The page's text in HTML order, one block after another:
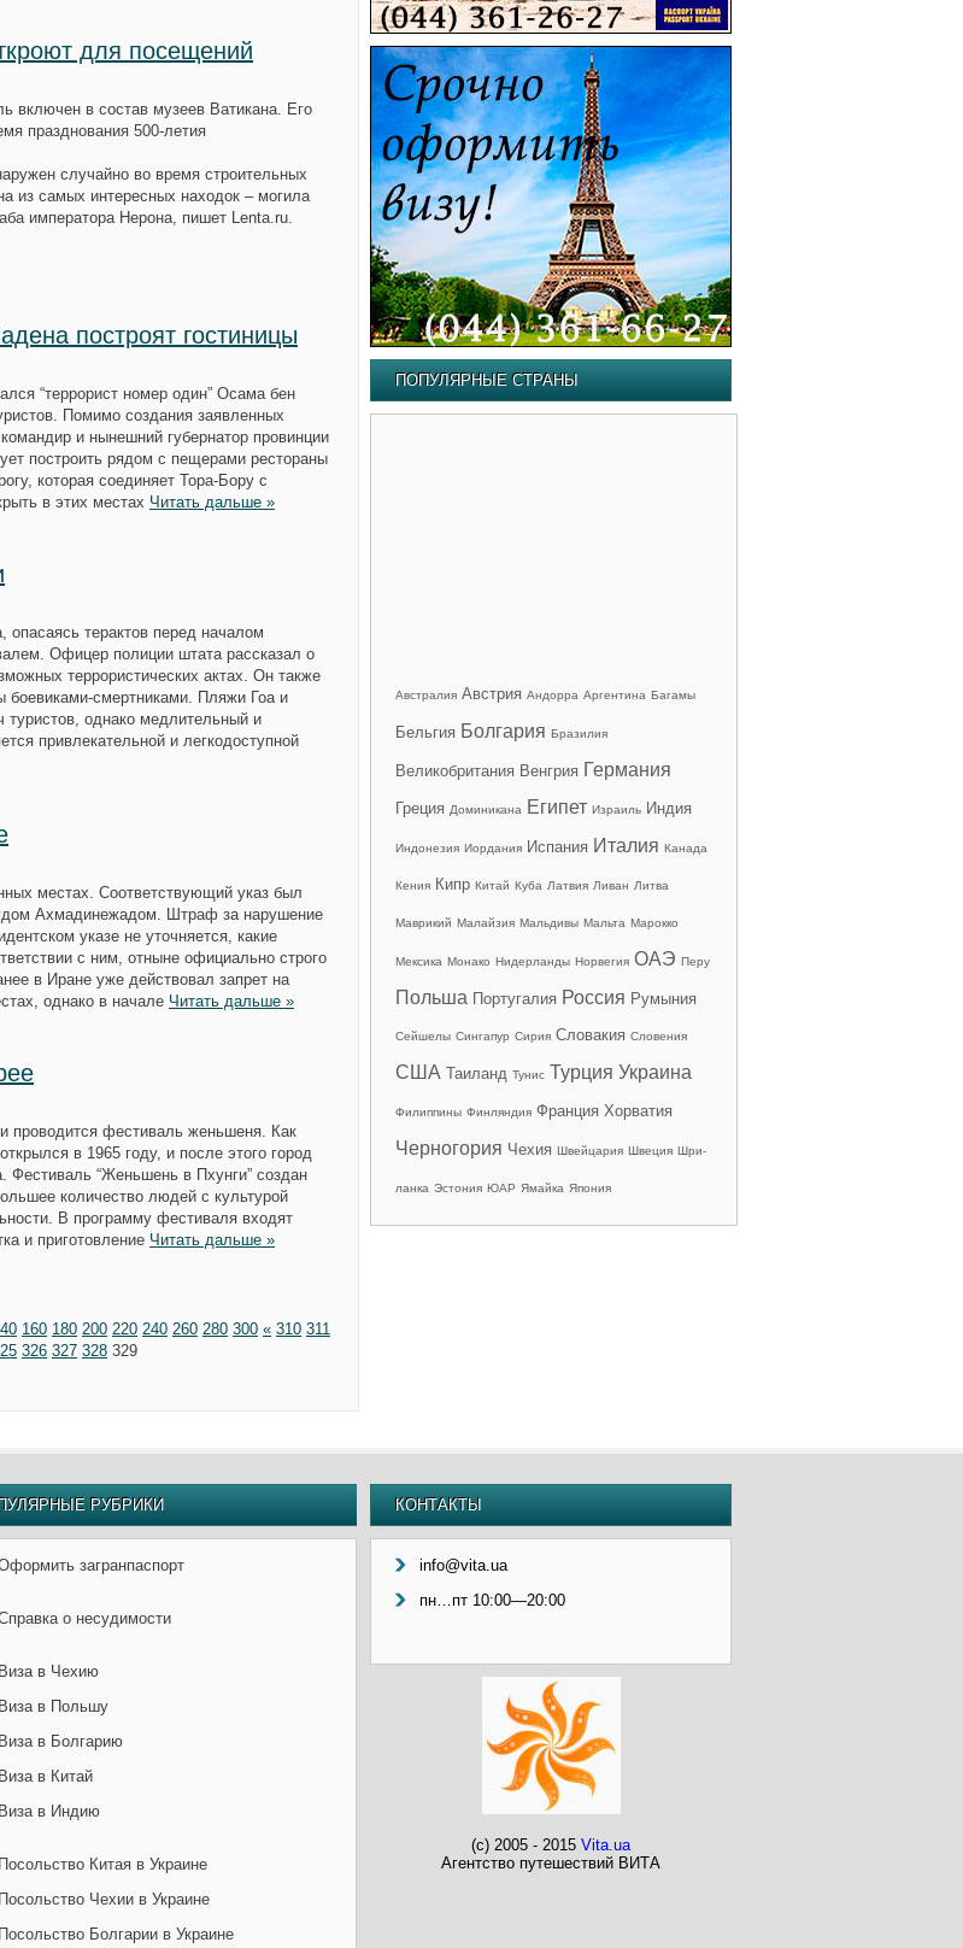
для посещений
включен в состав музеев Ватикана. Его
празднования 500-летия
случайно во время строительных
из самых интересных находок – могила
императора Нерона, пишет Lenta.ru.
построят гостиницы
“террорист номер один” Осама бен
Помимо создания заявленных
и нынешний губернатор провинции
построить рядом с пещерами рестораны
которая соединяет Тора-Бору с
в этих местах Читать дальше »
опасаясь терактов перед началом
Офицер полиции штата рассказал о
террористических актах. Он также
боевиками-смертниками. Пляжи Гоа и
однако медлительный и
привлекательной и легкодоступной
местах. Соответствующий указ был
Ахмадинежадом. Штраф за нарушение
указе не уточняется, какие
с ним, отныне официально строго
в Иране уже действовал запрет на
однако в начале Читать дальше »
проводится фестиваль женьшеня. Как
в 1965 году, и после этого город
Фестиваль “Женьшень в Пхунги” создан
количество людей с культурой
В программу фестиваля входят
и приготовление Читать дальше »
160 180 200 220 240 260 280 300 « 310 311
326 327 328 329
ПОПУЛЯРНЫЕ СТРАНЫ
Австралия Австрия Андорра Аргентина Багамы
Бельгия Болгария Бразилия
Великобритания Венгрия Германия
Греция Доминикана Египет Израиль Индия
Индонезия Иордания Испания Италия Канада
Кения Кипр Китай Куба Латвия Ливан Литва
Маврикий Малайзия Мальдивы Мальта Марокко
Мексика Монако Нидерланды Норвегия ОАЭ Перу
Польша Португалия Россия Румыния
Сейшелы Сингапур Сирия Словакия Словения
США Таиланд Тунис Турция Украина
Филиппины Финляндия Франция Хорватия
Черногория Чехия Швейцария Швеция Шри-
ланка Эстония ЮАР Ямайка Япония
РУБРИКИ
загранпаспорт
о несудимости
Виза в Чехию
Виза в Польшу
Виза в Болгарию
Виза в Китай
Виза в Индию
Посольство Китая в Украине
Посольство Чехии в Украине
Посольство Болгарии в Украине
КОНТАКТЫ
info@vita.ua
пн…пт 10:00—20:00
(c) 2005 - 2015 Vita.ua
Агентство путешествий ВИТА